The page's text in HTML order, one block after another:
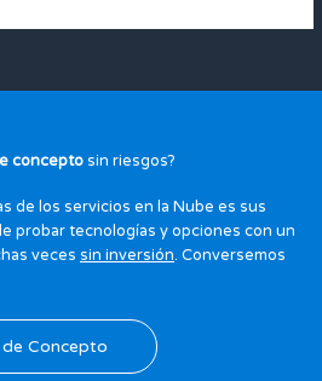
conceptosin riesgos?
de los servicios en la Nube es sus
probar tecnologías y opciones con un
veces sin inversión. Conversemos
Concepto